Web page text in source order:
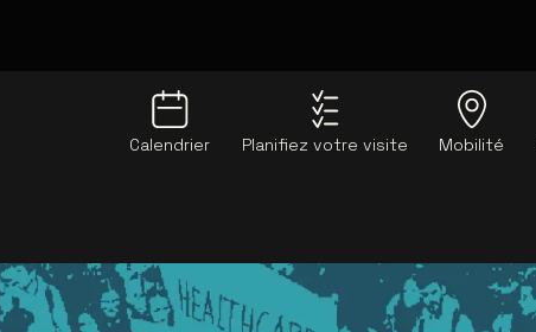
Calendrier Planifiez votre visite Mobilité